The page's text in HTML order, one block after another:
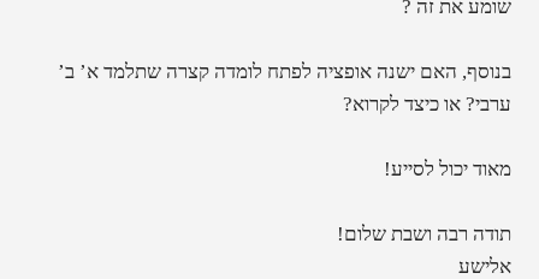
שומע את זה ?
בנוסף, האם ישנה אופציה לפתח לומדה קצרה שתלמד א’ ב’
ערבי? או כיצד לקרוא?
מאוד יכול לסייע!
תודה רבה ושבת שלום!
אלישע